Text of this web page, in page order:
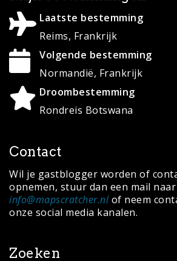
Laatste bestemming
Reims, Frankrijk
Volgende bestemming
Normandië, Frankrijk
Droombestemming
Rondreis Botswana
Contact
Wil je gastblogger worden of
opnemen, stuur dan een mail naar
info@mapscratcher.nlof neem
onze social media kanalen.
Zoeken